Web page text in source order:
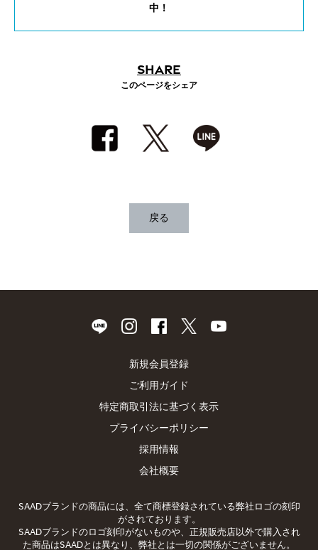
中！
SHARE
このページをシェア
戻る
新規会員登録
ご利用ガイド
特定商取引法に基づく表示
プライバシーポリシー
採用情報
会社概要
SAADブランドの商品には、全て商標登録されている弊社ロゴの刻印
がされております。
SAADブランドのロゴ刻印がないものや、正規販売店以外で購入され
た商品はSAADとは異なり、弊社とは一切の関係がございません。